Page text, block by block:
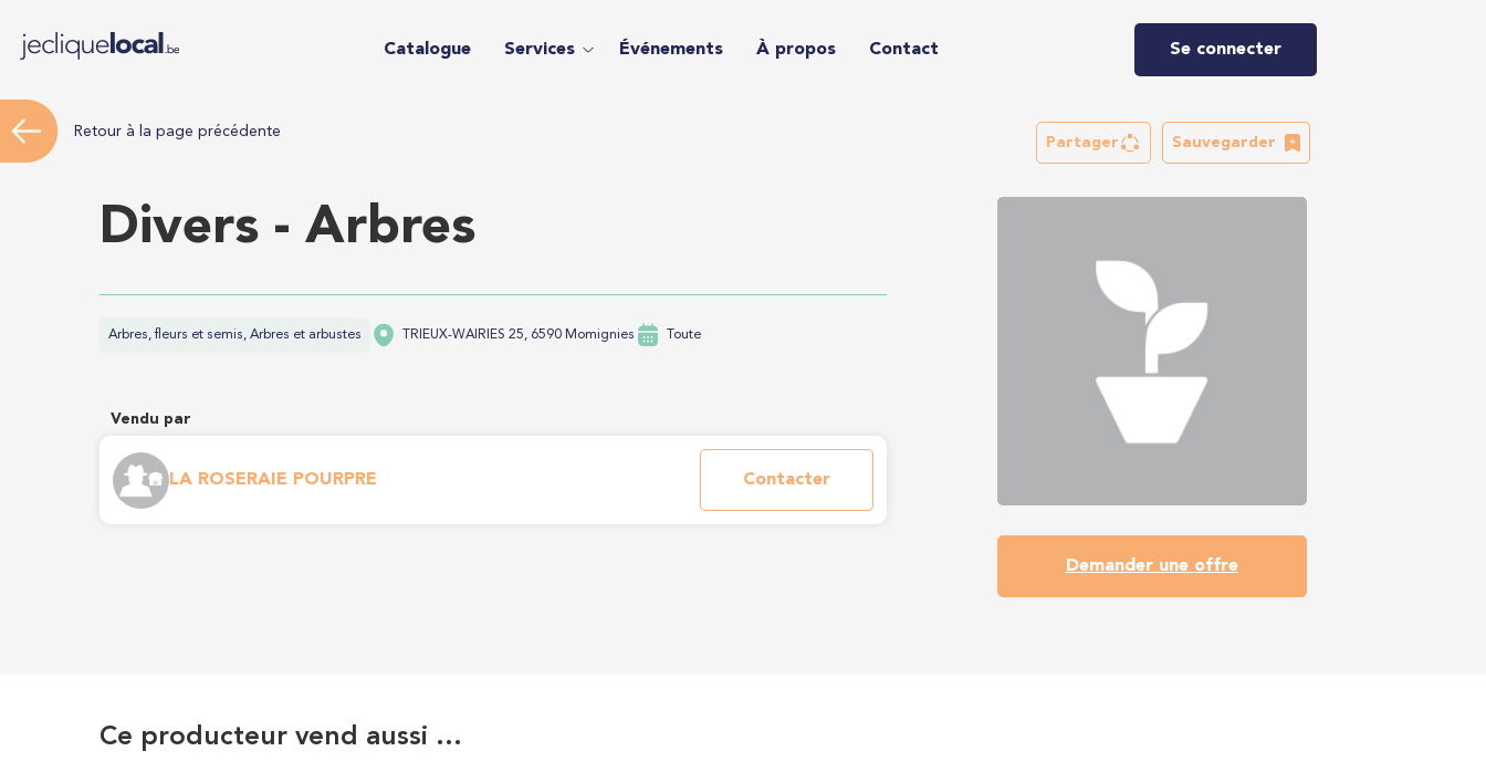
Catalogue Services Événements À propos Contact Se connecter
Retour à la page précédente
Partager Sauvegarder
Divers - Arbres
Arbres, fleurs et semis, Arbres et arbustes TRIEUX-WAIRIES 25, 6590 Momignies Toute
Vendu par
LA ROSERAIE POURPRE Contacter
Demander une offre
Ce producteur vend aussi …